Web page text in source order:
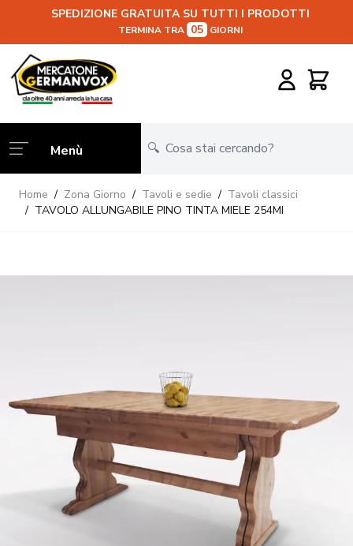
SPEDIZIONE GRATUITA SU TUTTI I PRODOTTI
TERMINA TRA 05 GIORNI
Salta al contenuto
Carrello
Menù
Home / Zona Giorno / Tavoli e sedie / Tavoli classici
/ TAVOLO ALLUNGABILE PINO TINTA MIELE 254MI